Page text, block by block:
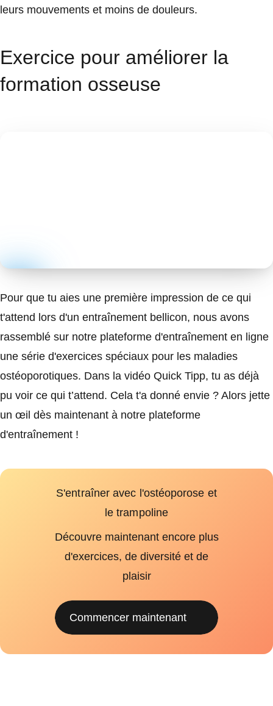
leurs mouvements et moins de douleurs.
Exercice pour améliorer la
formation osseuse
Pour que tu aies une première impression de ce qui
t'attend lors d'un entraînement bellicon, nous avons
rassemblé sur notre plateforme d'entraînement en ligne
une série d'exercices spéciaux pour les maladies
ostéoporotiques. Dans la vidéo Quick Tipp, tu as déjà
pu voir ce qui t’attend. Cela t'a donné envie ? Alors jette
un œil dès maintenant à notre plateforme
d'entraînement !
S'entraîner avec l'ostéoporose et
le trampoline
Découvre maintenant encore plus
d'exercices, de diversité et de
plaisir
Commencer maintenant